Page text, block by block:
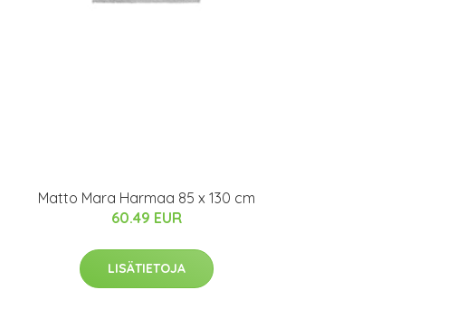
Matto Mara Harmaa 85 x 130 cm
60.49 EUR
LISÄTIETOJA